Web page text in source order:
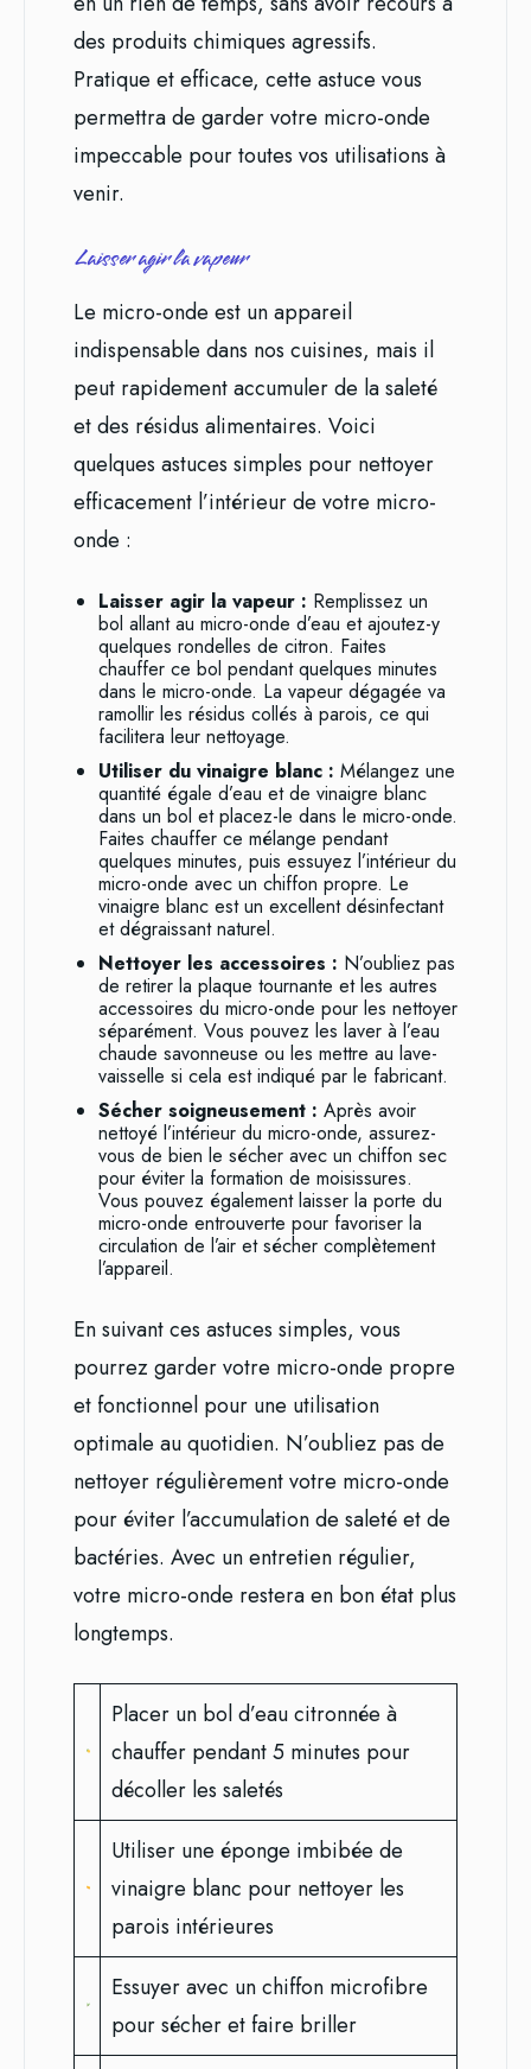
des produits chimiques agressifs.
Pratique et efficace, cette astuce vous
permettra de garder votre micro-onde
impeccable pour toutes vos utilisations à
venir.
Laisser agir la vapeur
Le micro-onde est un appareil
indispensable dans nos cuisines, mais il
peut rapidement accumuler de la saleté
et des résidus alimentaires. Voici
quelques astuces simples pour nettoyer
efficacement l’intérieur de votre micro-
onde :
Laisser agir la vapeur : Remplissez un
bol allant au micro-onde d’eau et ajoutez-y
quelques rondelles de citron. Faites
chauffer ce bol pendant quelques minutes
dans le micro-onde. La vapeur dégagée va
ramollir les résidus collés à parois, ce qui
facilitera leur nettoyage.
Utiliser du vinaigre blanc : Mélangez une
quantité égale d’eau et de vinaigre blanc
dans un bol et placez-le dans le micro-onde.
Faites chauffer ce mélange pendant
quelques minutes, puis essuyez l’intérieur du
micro-onde avec un chiffon propre. Le
vinaigre blanc est un excellent désinfectant
et dégraissant naturel.
Nettoyer les accessoires : N’oubliez pas
de retirer la plaque tournante et les autres
accessoires du micro-onde pour les nettoyer
séparément. Vous pouvez les laver à l’eau
chaude savonneuse ou les mettre au lave-
vaisselle si cela est indiqué par le fabricant.
Sécher soigneusement : Après avoir
nettoyé l’intérieur du micro-onde, assurez-
vous de bien le sécher avec un chiffon sec
pour éviter la formation de moisissures.
Vous pouvez également laisser la porte du
micro-onde entrouverte pour favoriser la
circulation de l’air et sécher complètement
l’appareil.
En suivant ces astuces simples, vous
pourrez garder votre micro-onde propre
et fonctionnel pour une utilisation
optimale au quotidien. N’oubliez pas de
nettoyer régulièrement votre micro-onde
pour éviter l’accumulation de saleté et de
bactéries. Avec un entretien régulier,
votre micro-onde restera en bon état plus
longtemps.
Placer un bol d’eau citronnée à
chauffer pendant 5 minutes pour
décoller les saletés
Utiliser une éponge imbibée de
vinaigre blanc pour nettoyer les
parois intérieures
Essuyer avec un chiffon microfibre
pour sécher et faire briller